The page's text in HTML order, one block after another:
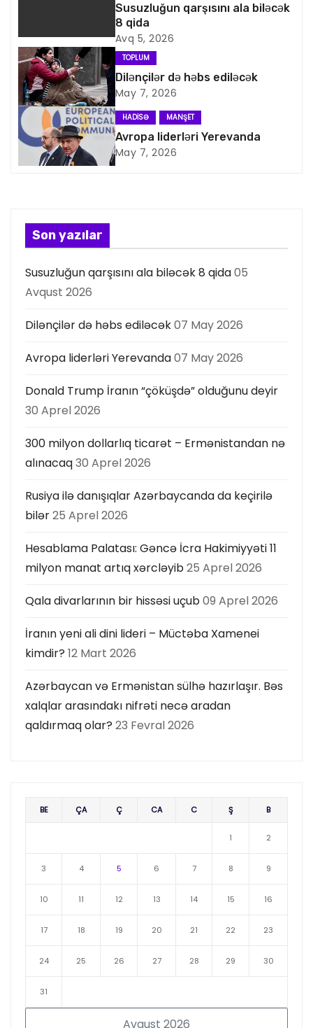
i
q
a
s
i
a
s
ı
Susuzluğun qarşısını ala biləcək
8 qida
Avq 5, 2026
TOPLUM
Dilənçilər də həbs ediləcək
May 7, 2026
HADISƏ MANŞET
Avropa liderləri Yerevanda
May 7, 2026
Son yazılar
Susuzluğun qarşısını ala biləcək 8 qida05
Avqust 2026
Dilənçilər də həbs ediləcək07 May 2026
Avropa liderləri Yerevanda07 May 2026
Donald Trump İranın “çöküşdə” olduğunu deyir
30 Aprel 2026
300 milyon dollarlıq ticarət – Ermənistandan nə
alınacaq30 Aprel 2026
Rusiya ilə danışıqlar Azərbaycanda da keçirilə
bilər25 Aprel 2026
Hesablama Palatası: Gəncə İcra Hakimiyyəti 11
milyon manat artıq xərcləyib25 Aprel 2026
Qala divarlarının bir hissəsi uçub09 Aprel 2026
İranın yeni ali dini lideri – Müctəba Xamenei
kimdir? 12 Mart 2026
Azərbaycan və Ermənistan sülhə hazırlaşır. Bəs
xalqlar arasındakı nifrəti necə aradan
qaldırmaq olar? 23 Fevral 2026
Avqust 2026
BE ÇA Ç CA C Ş B
1 2
3 4 5 6 7 8 9
10 11 12 13 14 15 16
17 18 19 20 21 22 23
24 25 26 27 28 29 30
31